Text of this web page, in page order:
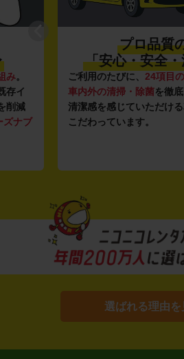
み。
存イ
削減
ズナブ
プロ品質
「安心・安全
ご利用のたびに、 24項目
車内外の清掃・除菌を徹
清潔感を感じていただけ
こだわっています。
選ばれる理由を